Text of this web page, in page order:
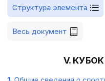
Структура элемента
Весь документ
V.